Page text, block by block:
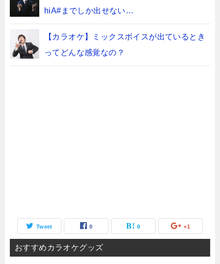
hiA#までしか出せない…
【カラオケ】ミックスボイスが出ているとき
ってどんな感覚なの？
Tweet 0 0 +1
おすすめカラオケグッズ